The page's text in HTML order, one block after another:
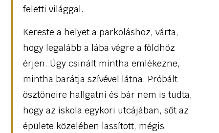
feletti világgal.
Kereste a helyet a parkoláshoz, várta,
hogy legalább a lába végre a földhöz
érjen. Úgy csinált mintha emlékezne,
mintha barátja szívével látna. Próbált
ösztöneire hallgatni és bár nem is tudta,
hogy az iskola egykori utcájában, sőt az
épülete közelében lassított, mégis